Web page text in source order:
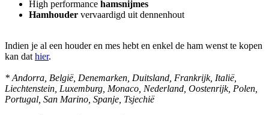
High performance hamsnijmes
Hamhouder vervaardigd uit dennenhout
Indien je al een houder en mes hebt en enkel de ham wenst te kopen
kan dat hier.
* Andorra, België, Denemarken, Duitsland, Frankrijk, Italië,
Liechtenstein, Luxemburg, Monaco, Nederland, Oostenrijk, Polen,
Portugal, San Marino, Spanje, Tsjechië